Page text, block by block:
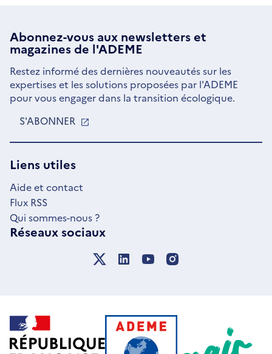
Abonnez-vous aux newsletterset
magazines de l'ADEME
Restez informé des dernières nouveautés sur les
expertises et les solutions proposées par l'ADEME
pour vous engager dans la transition écologique.
S'ABONNER
UNE
Liens utiles
Aide et contact
Flux RSS
Qui sommes-nous ?
Réseaux sociaux